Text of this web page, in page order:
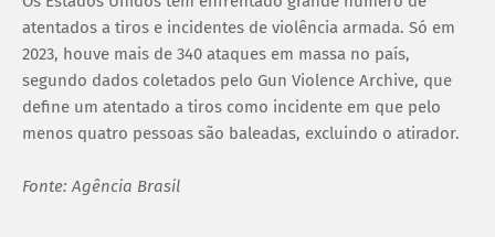
atentados a tiros e incidentes de violência armada. Só em
2023, houve mais de 340 ataques em massa no país,
segundo dados coletados pelo Gun Violence Archive, que
define um atentado a tiros como incidente em que pelo
menos quatro pessoas são baleadas, excluindo o atirador.
Fonte: Agência Brasil